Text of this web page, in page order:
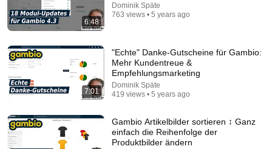
erstellen (+ kostenloser Download) | Excel VBA
Kai Weissmann 51K views
6:48
Dominik Späte
763 views • 5 years ago
7:01
"Echte" Danke-Gutscheine für Gambio:
Mehr Kundentreue &
Empfehlungsmarketing
Dominik Späte
419 views • 5 years ago
Gambio Artikelbilder sortieren ↕️ Ganz
einfach die Reihenfolge der
Produktbilder ändern